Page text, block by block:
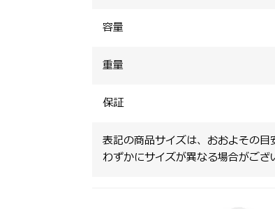
容量
重量
保証
表記の商品サイズは、おおよその目
わずかにサイズが異なる場合がござ